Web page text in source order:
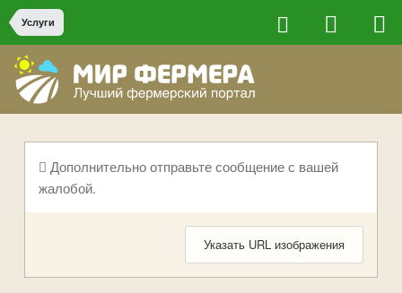
Услуги
Дополнительно отправьте сообщение с вашей
жалобой.
Указать URL изображения